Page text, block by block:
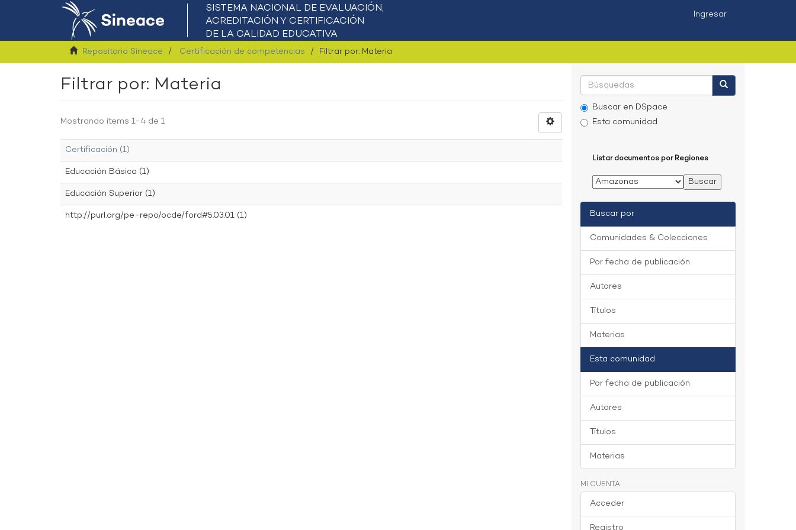
Ingresar
Repositorio Sineace Certificación de competencias Filtrar por: Materia
Filtrar por: Materia
Mostrando ítems 1-4 de 1
Certificación (1)
Educación Básica (1)
Educación Superior (1)
http://purl.org/pe-repo/ocde/ford#5.03.01 (1)
Buscar en DSpace
Esta comunidad
Listar documentos por Regiones
Buscar por
Comunidades & Colecciones
Por fecha de publicación
Autores
Títulos
Materias
Esta comunidad
Por fecha de publicación
Autores
Títulos
Materias
MI CUENTA
Acceder